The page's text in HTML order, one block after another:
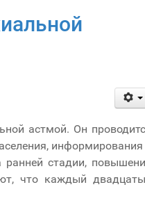
астмой. Он
информирования
стадии,
что каждый